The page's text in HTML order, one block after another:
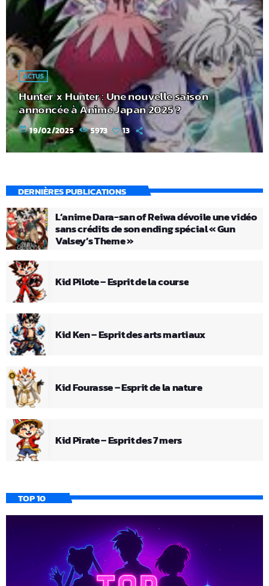
ACTUS
Hunter x Hunter : Une nouvelle saison
annoncée à Anime Japan 2025 ?
today 19/02/2025 5973 13
DERNIÈRES PUBLICATIONS
L’anime Dara-san of Reiwa dévoile une vidéo
sans crédits de son ending spécial « Gun
Valsey’s Theme »
Kid Pilote – Esprit de la course
Kid Ken – Esprit des arts martiaux
Kid Fourasse – Esprit de la nature
Kid Pirate – Esprit des 7 mers
TOP 10